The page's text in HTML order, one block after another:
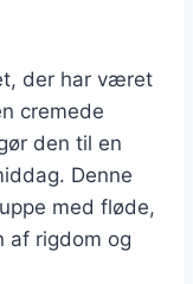
der har været
cremede
den til en
Denne
med fløde,
af rigdom og